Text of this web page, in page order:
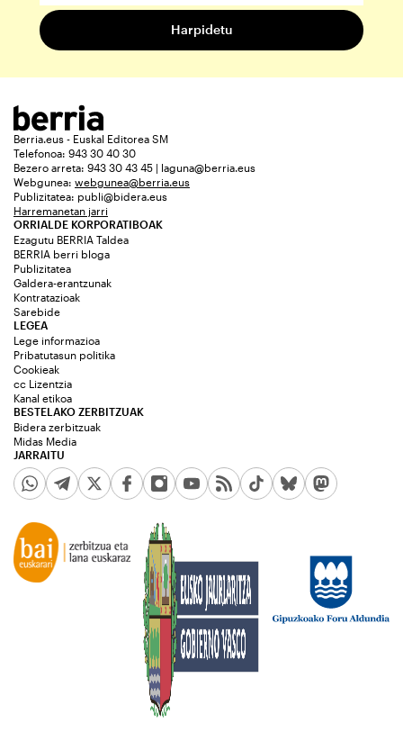
Berria.eus - Euskal Editorea SM
Telefonoa: 943 30 40 30
Bezero arreta: 943 30 43 45 | laguna@berria.eus
Webgunea: webgunea@berria.eus
Publizitatea: publi@bidera.eus
Harremanetan jarri
ORRIALDE KORPORATIBOAK
Ezagutu BERRIA Taldea
BERRIA berri bloga
Publizitatea
Galdera-erantzunak
Kontratazioak
Sarebide
JARRAITU
LEGEA
Lege informazioa
Pribatutasun politika
Cookieak
cc Lizentzia
Kanal etikoa
BESTELAKO ZERBITZUAK
Bidera zerbitzuak
Midas Media